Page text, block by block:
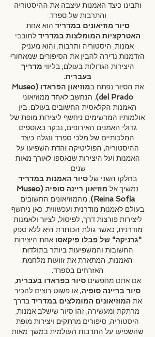
ותבינו כיצד האמנות עיצבה את ההיסטוריה
והתרבות של ספרד.
סיור מוזיאונים במדריד הוא אחת
האטרקציות המומלצות במדריד לחובבי
אמנות, היסטוריה ותרבות, והוא מעניק
הזדמנות נדירה להבין את הסיפורים שמאחורי
היצירות הגדולות בעולם, בליווי מדריך
בעברית.
את הסיור נפתח ב
מוזיאון הפראדו (Museo
del Prado) , הנחשב לאחד ממוזיאוני
האמנות הקלאסית החשובים בעולם. בין
אולמותיו המרשימים ניחשף ליצירות מופת של
גדולי האמנים האירופים, נבקר באוספים
המלכותיים של מלכי ספרד ונגלה כיצד
ההיסטוריה, הפוליטיקה והדת השפיעו על
האמנות ועל היצירות שנאספו לאורך מאות
שנים.
בחלקו השני שלסיור האמנות במדריד
נמשיך אל
מוזיאון ריינה סופיה (Museo
Reina Sofía) , מהמוזיאונים החשובים
בעולם לאמנות מודרנית ועכשווית. כאן ניחשף
ליצירות פורצות דרך, לפיסול, לציור ולאמנות
מודרנית, כאשר גולת הכותרת היא ללא ספק
"גרניקה" של פבלו פיקאסו אחת היצירות
החשובות והמשפיעות ביותר בתולדות
האמנות, המתארת את זוועות מלחמת
האזרחים בספרד.
אם אתם מחפשיםסיור בפראדו בעברית,
סיור בריינה סופיה, או פשוט רוצים להכיר
את המוזיאונים המומלצים במדריד בדרך
מרתקת ומעשירה, זהו סיור שישלב אמנות,
היסטוריה, סיפורים מרתקים ויצירות מופת
שהשפיעו על התרבות העולמית במשך מאות